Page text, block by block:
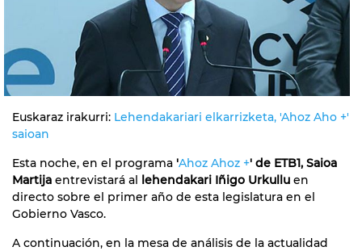
Euskaraz irakurri: Lehendakariari elkarrizketa, 'Ahoz Aho +'
saioan
Esta noche, en el programa 'Ahoz Ahoz +' de ETB1, Saioa
Martija entrevistará al lehendakari Iñigo Urkullu en
directo sobre el primer año de esta legislatura en el
Gobierno Vasco.
A continuación, en la mesa de análisis de la actualidad